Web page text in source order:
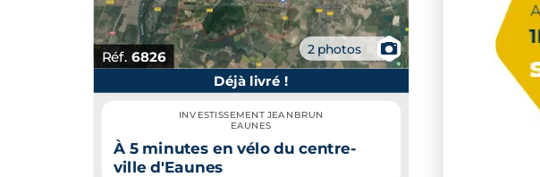
Réf. 6826 2 photos 📷
Déjà livré !
INVESTISSEMENT JEANBRUN
EAUNES
À 5 minutes en vélo du centre-
ville d'Eaunes